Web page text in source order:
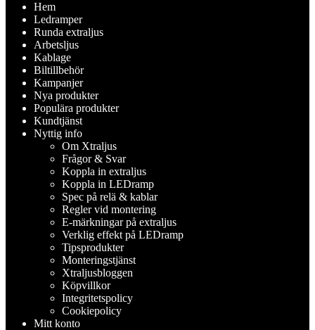
Hem
Ledramper
Runda extraljus
Arbetsljus
Kablage
Biltillbehör
Kampanjer
Nya produkter
Populära produkter
Kundtjänst
Nyttig info
Om Xtraljus
Frågor & Svar
Koppla in extraljus
Koppla in LEDramp
Spec på relä & kablar
Regler vid montering
E-märkningar på extraljus
Verklig effekt på LEDramp
Tipsprodukter
Monteringstjänst
Xtraljusbloggen
Köpvillkor
Integritetspolicy
Cookiepolicy
Mitt konto